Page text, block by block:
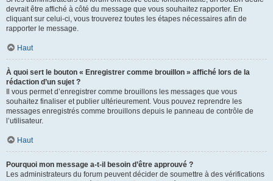
devrait être affiché à côté du message que vous souhaitez rapporter. En
cliquant sur celui-ci, vous trouverez toutes les étapes nécessaires afin de
rapporter le message.
Haut
À quoi sert le bouton « Enregistrer comme brouillon » affiché lors de la
rédaction d’un sujet ?
Il vous permet d’enregistrer comme brouillons les messages que vous
souhaitez finaliser et publier ultérieurement. Vous pouvez reprendre les
messages enregistrés comme brouillons depuis le panneau de contrôle de
l’utilisateur.
Haut
Pourquoi mon message a-t-il besoin d’être approuvé ?
Les administrateurs du forum peuvent décider de soumettre à des vérifications